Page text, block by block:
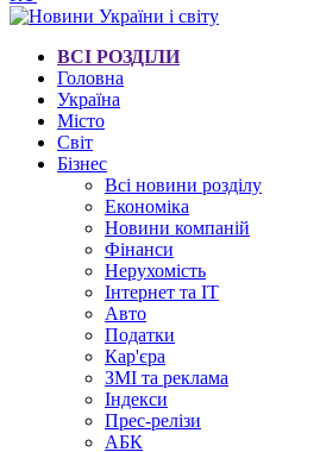
ВСІ РОЗДІЛИ
Головна
Україна
Місто
Світ
Бізнес
Всі новини розділу
Економіка
Новини компаній
Фінанси
Нерухомість
Інтернет та IT
Авто
Податки
Кар'єра
ЗМІ та реклама
Індекси
Прес-релізи
АБК